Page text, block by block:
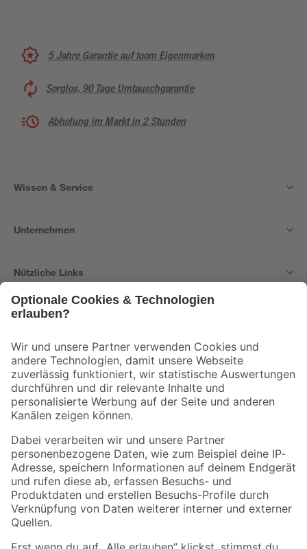
5 Jahre Garantie auf toom Eigenmarken
Sorglos, 90 Tage Umtauschgarantie
Abholung im Markt in 2 Stunden
Wissen & Service
Unternehmen
Nützliche Links
Der toom Newsletter: Keine Angebote und Aktionen mehr verpassen!
Zur Newsletter Anmeldung
Folge uns
Zahlungsarten Versandarten
Sicher einkaufen